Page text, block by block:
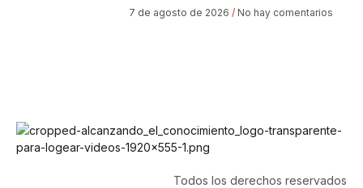
7 de agosto de 2026 No hay comentarios
Todos los derechos reservados